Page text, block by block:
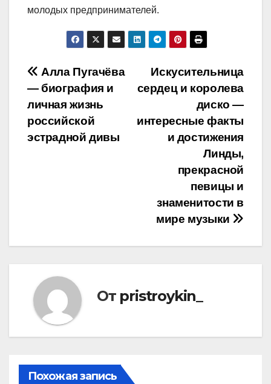
молодых предпринимателей.
Навигация
по
записям
Искусительница
сердец и королева
диско —
интересные факты
и достижения
Линды,
прекрасной
певицы и
знаменитости в
мире музыки
Алла Пугачёва
— биография и
личная жизнь
российской
эстрадной дивы
От pristroykin_
Похожая запись